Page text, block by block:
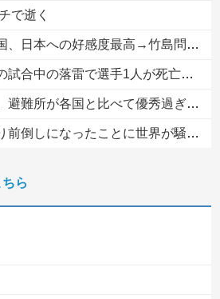
で逝く
への好感度最高→竹島問題で即リセットｗｗｗ
落雷で選手1人が死亡、12人が負傷した事故。
所が各国と比べて優秀過ぎると話題に
世界が騒然！←「日本のサービス劣化の兆候！」（海外の反応）
の売り場で唐揚げを食う中国人の子供
ら